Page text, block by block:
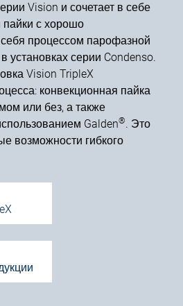
Vision и сочетает в себе
пайки с хорошо
процессом парофазной
установках серии Condenso.
Vision TripleX
конвекционная пайка
или без, а также
Galden®. Это
возможности гибкого